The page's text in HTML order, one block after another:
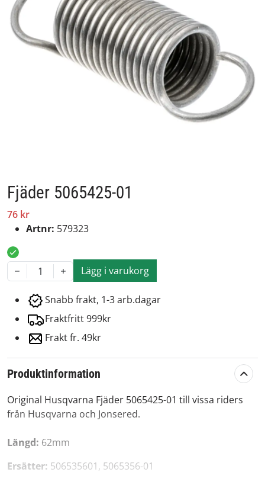
Fjäder 5065425-01
76 kr
Artnr: 579323
1 Lägg i varukorg
Snabb frakt, 1-3 arb.dagar
Fraktfritt 999kr
Frakt fr. 49kr
Produktinformation
Original Husqvarna Fjäder 5065425-01 till vissa riders
från Husqvarna och Jonsered.
Längd: 62mm
Ersätter: 506535601, 5065356-01